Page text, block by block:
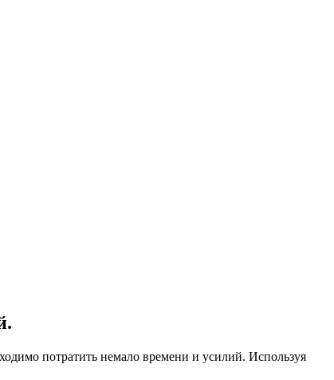
потратить немало времени и усилий. Используя